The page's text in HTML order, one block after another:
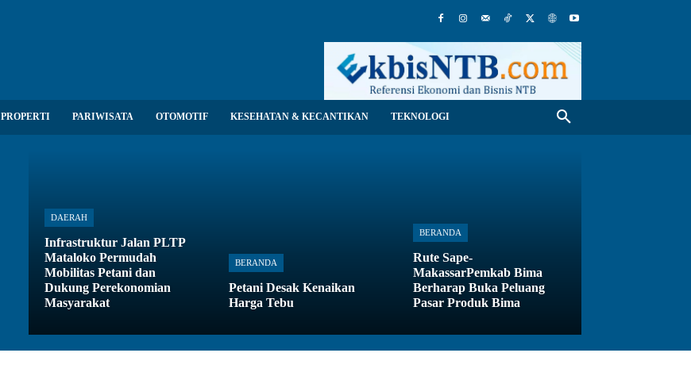
PROPERTI PARIWISATA OTOMOTIF KESEHATAN & KECANTIKAN TEKNOLOGI
DAERAH
Infrastruktur Jalan PLTP
Mataloko Permudah
Mobilitas Petani dan
Dukung Perekonomian
Masyarakat
BERANDA
Petani Desak Kenaikan
Harga Tebu
BERANDA
Rute Sape-
MakassarPemkab Bima
Berharap Buka Peluang
Pasar Produk Bima